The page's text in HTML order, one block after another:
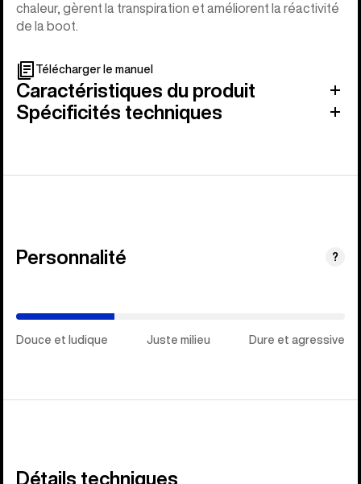
chaleur, gèrent la transpiration et améliorent la réactivité
de la boot.
Télécharger le manuel
Caractéristiques du produit
Spécificités techniques
Personnalité ?
Douce et ludique Juste milieu Dure et agressive
Détails techniques